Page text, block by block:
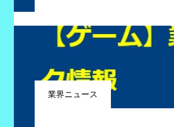
業界ニュース